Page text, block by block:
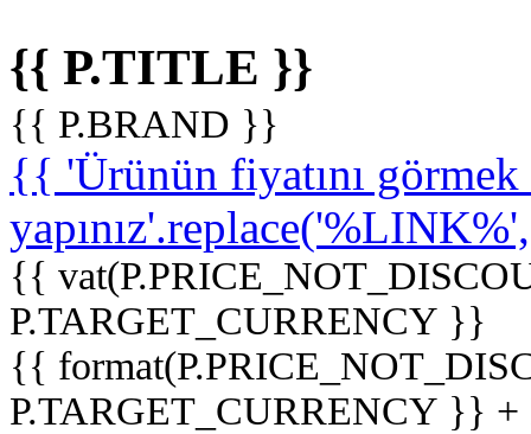
{{ P.TITLE }}
{{ P.BRAND }}
{{ 'Ürünün fiyatını
{{
P.TARGET_CURRENCY }}
{{
P.TARGET_CURRENCY }}